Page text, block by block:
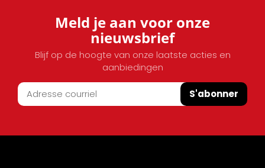
Meld je aan voor onze
nieuwsbrief
Blijf op de hoogte van onze laatste acties en
aanbiedingen
S'abonner